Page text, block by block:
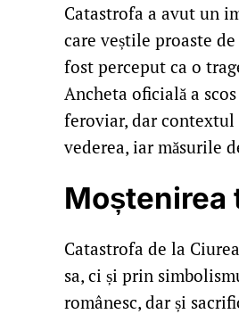
Catastrofa a avut un
care veștile proaste
fost perceput ca o
Ancheta oficială a
feroviar, dar contextul
vederea, iar măsurile
Moștenirea
Catastrofa de la
sa, ci și prin
românesc, dar și